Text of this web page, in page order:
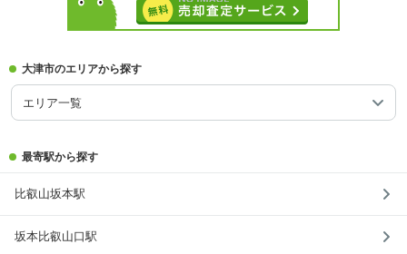
大津市のエリアから探す
エリア一覧
最寄駅から探す
比叡山坂本駅
坂本比叡山口駅